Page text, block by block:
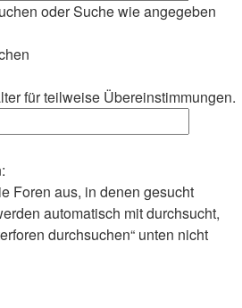
oder Suche wie angegeben
für teilweise Übereinstimmungen.
Foren aus, in denen gesucht
automatisch mit durchsucht,
durchsuchen“ unten nicht